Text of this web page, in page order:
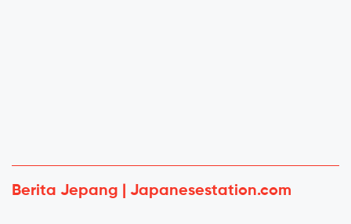
Berita Jepang | Japanesestation.com